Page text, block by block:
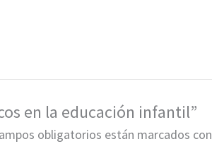
en la educación infantil”
obligatorios están marcados con